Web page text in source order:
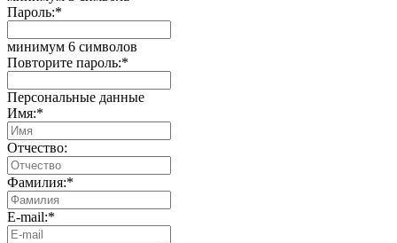
Пароль:*
минимум 6 символов
Повторите пароль:*
Персональные данные
Имя:*
Отчество:
Фамилия:*
E-mail:*